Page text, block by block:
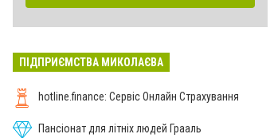
ПІДПРИЄМСТВА МИКОЛАЄВА
hotline.finance: Сервіс Онлайн Страхування
Пансіонат для літніх людей Грааль